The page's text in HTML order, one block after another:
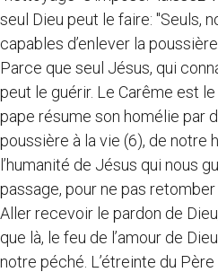
seul Dieu peut le faire: "Seuls,
capables d’enlever la
Parce que seul Jésus, qui
peut le guérir. Le Carême est
pape résume son homélie par
poussière à la vie (6), de notre
l’humanité de Jésus qui nous
passage, pour ne pas
Aller recevoir le pardon de
que là, le feu de l’amour de
notre péché. L’étreinte du